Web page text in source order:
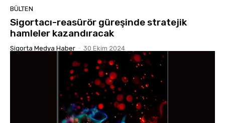
BÜLTEN
Sigortacı-reasürör güreşinde stratejik
hamleler kazandıracak
Sigorta Medya Haber - 30 Ekim 2024